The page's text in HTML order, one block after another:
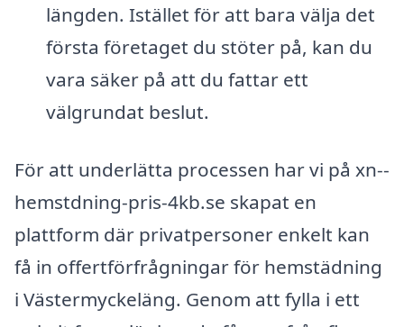
längden. Istället för att bara välja det
första företaget du stöter på, kan du
vara säker på att du fattar ett
välgrundat beslut.
För att underlätta processen har vi på xn--
hemstdning-pris-4kb.se skapat en
plattform där privatpersoner enkelt kan
få in offertförfrågningar för hemstädning
i Västermyckeläng. Genom att fylla i ett